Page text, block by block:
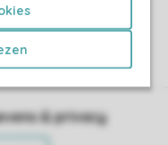
& privacy